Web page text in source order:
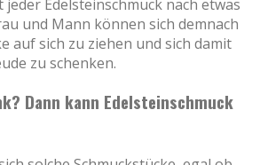
Edelsteinschmuck nach etwas
und Mann können sich demnach
auf sich zu ziehen und sich damit
zu schenken.
Dann kann Edelsteinschmuck